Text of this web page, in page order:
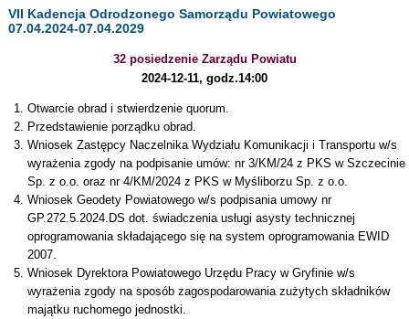
VII Kadencja Odrodzonego Samorządu Powiatowego
07.04.2024-07.04.2029
32 posiedzenie Zarządu Powiatu
2024-12-11, godz.14:00
Otwarcie obrad i stwierdzenie quorum.
Przedstawienie porządku obrad.
Wniosek Zastępcy Naczelnika Wydziału Komunikacji i Transportu w/s
wyrażenia zgody na podpisanie umów: nr 3/KM/24 z PKS w Szczecinie
Sp. z o.o. oraz nr 4/KM/2024 z PKS w Myśliborzu Sp. z o.o.
Wniosek Geodety Powiatowego w/s podpisania umowy nr
GP.272.5.2024.DS dot. świadczenia usługi asysty technicznej
oprogramowania składającego się na system oprogramowania EWID
2007.
Wniosek Dyrektora Powiatowego Urzędu Pracy w Gryfinie w/s
wyrażenia zgody na sposób zagospodarowania zużytych składników
majątku ruchomego jednostki.